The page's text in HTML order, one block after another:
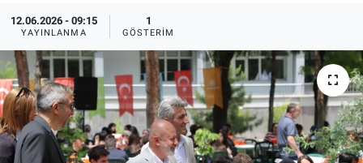
12.06.2026 - 09:15
YAYINLANMA
1
GÖSTERIM
Magazin
Tüm Haberler
İletişim
Künye
Trafik Durumu
Süper Lig Puan Durumu ve Fikstür
Tüm Manşetler
Son Dakika Haberleri